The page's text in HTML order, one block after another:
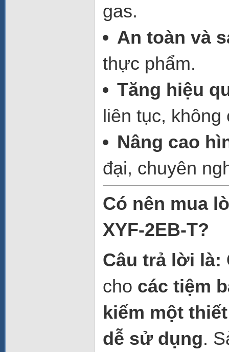
gas.
An toàn và
thực phẩm.
Tăng hiệu
liên tục,
Nâng cao
đại, chuyên
Có nên mua
XYF-2EB-T?
Câu trả lời là:
cho các tiệm
kiếm một
dễ sử dụng.